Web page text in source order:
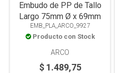
Embudo de PP de Tallo
Largo 75mm Ø x 69mm
EMB_PLA_ARCO_9927
Producto con Stock
ARCO
$ 1.489,75